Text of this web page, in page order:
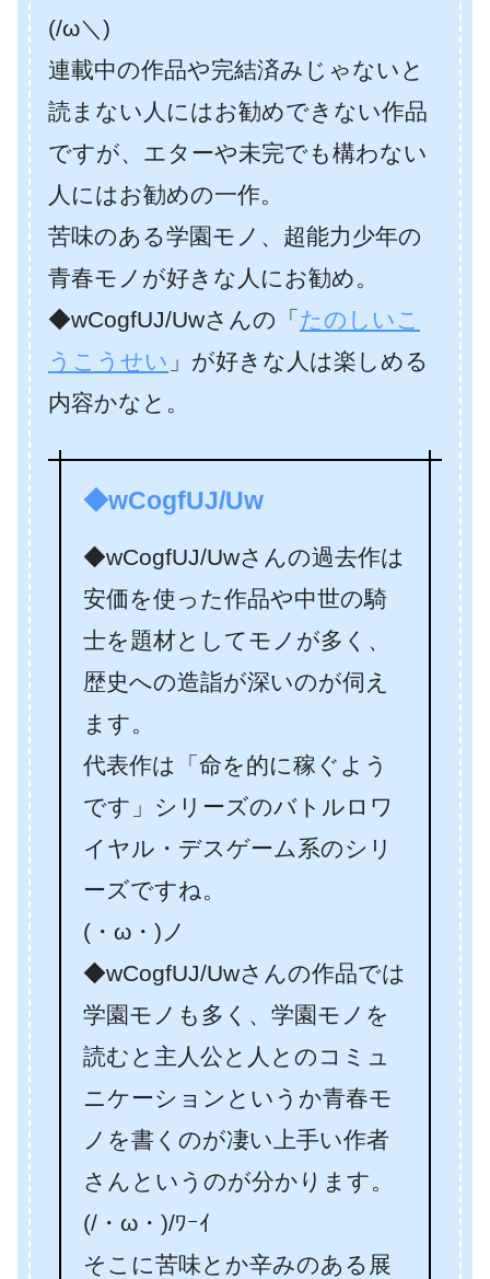
(/ω＼)
連載中の作品や完結済みじゃないと
読まない人にはお勧めできない作品
ですが、エターや未完でも構わない
人にはお勧めの一作。
苦味のある学園モノ、超能力少年の
青春モノが好きな人にお勧め。
◆wCogfUJ/Uwさんの「 たのしいこ
うこうせい 」が好きな人は楽しめる
内容かなと。
◆wCogfUJ/Uw
◆wCogfUJ/Uwさんの過去作は
安価を使った作品や中世の騎
士を題材としてモノが多く、
歴史への造詣が深いのが伺え
ます。
代表作は「命を的に稼ぐよう
です」シリーズのバトルロワ
イヤル・デスゲーム系のシリ
ーズですね。
(・ω・)ノ
◆wCogfUJ/Uwさんの作品では
学園モノも多く、学園モノを
読むと主人公と人とのコミュ
ニケーションというか青春モ
ノを書くのが凄い上手い作者
さんというのが分かります。
(/・ω・)/ﾜｰｲ
そこに苦味とか辛みのある展